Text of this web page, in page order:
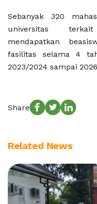
Sebanyak 320
universitas
mendapatkan
fasilitas selama 4
2023/2024 sampai
Share
Related News